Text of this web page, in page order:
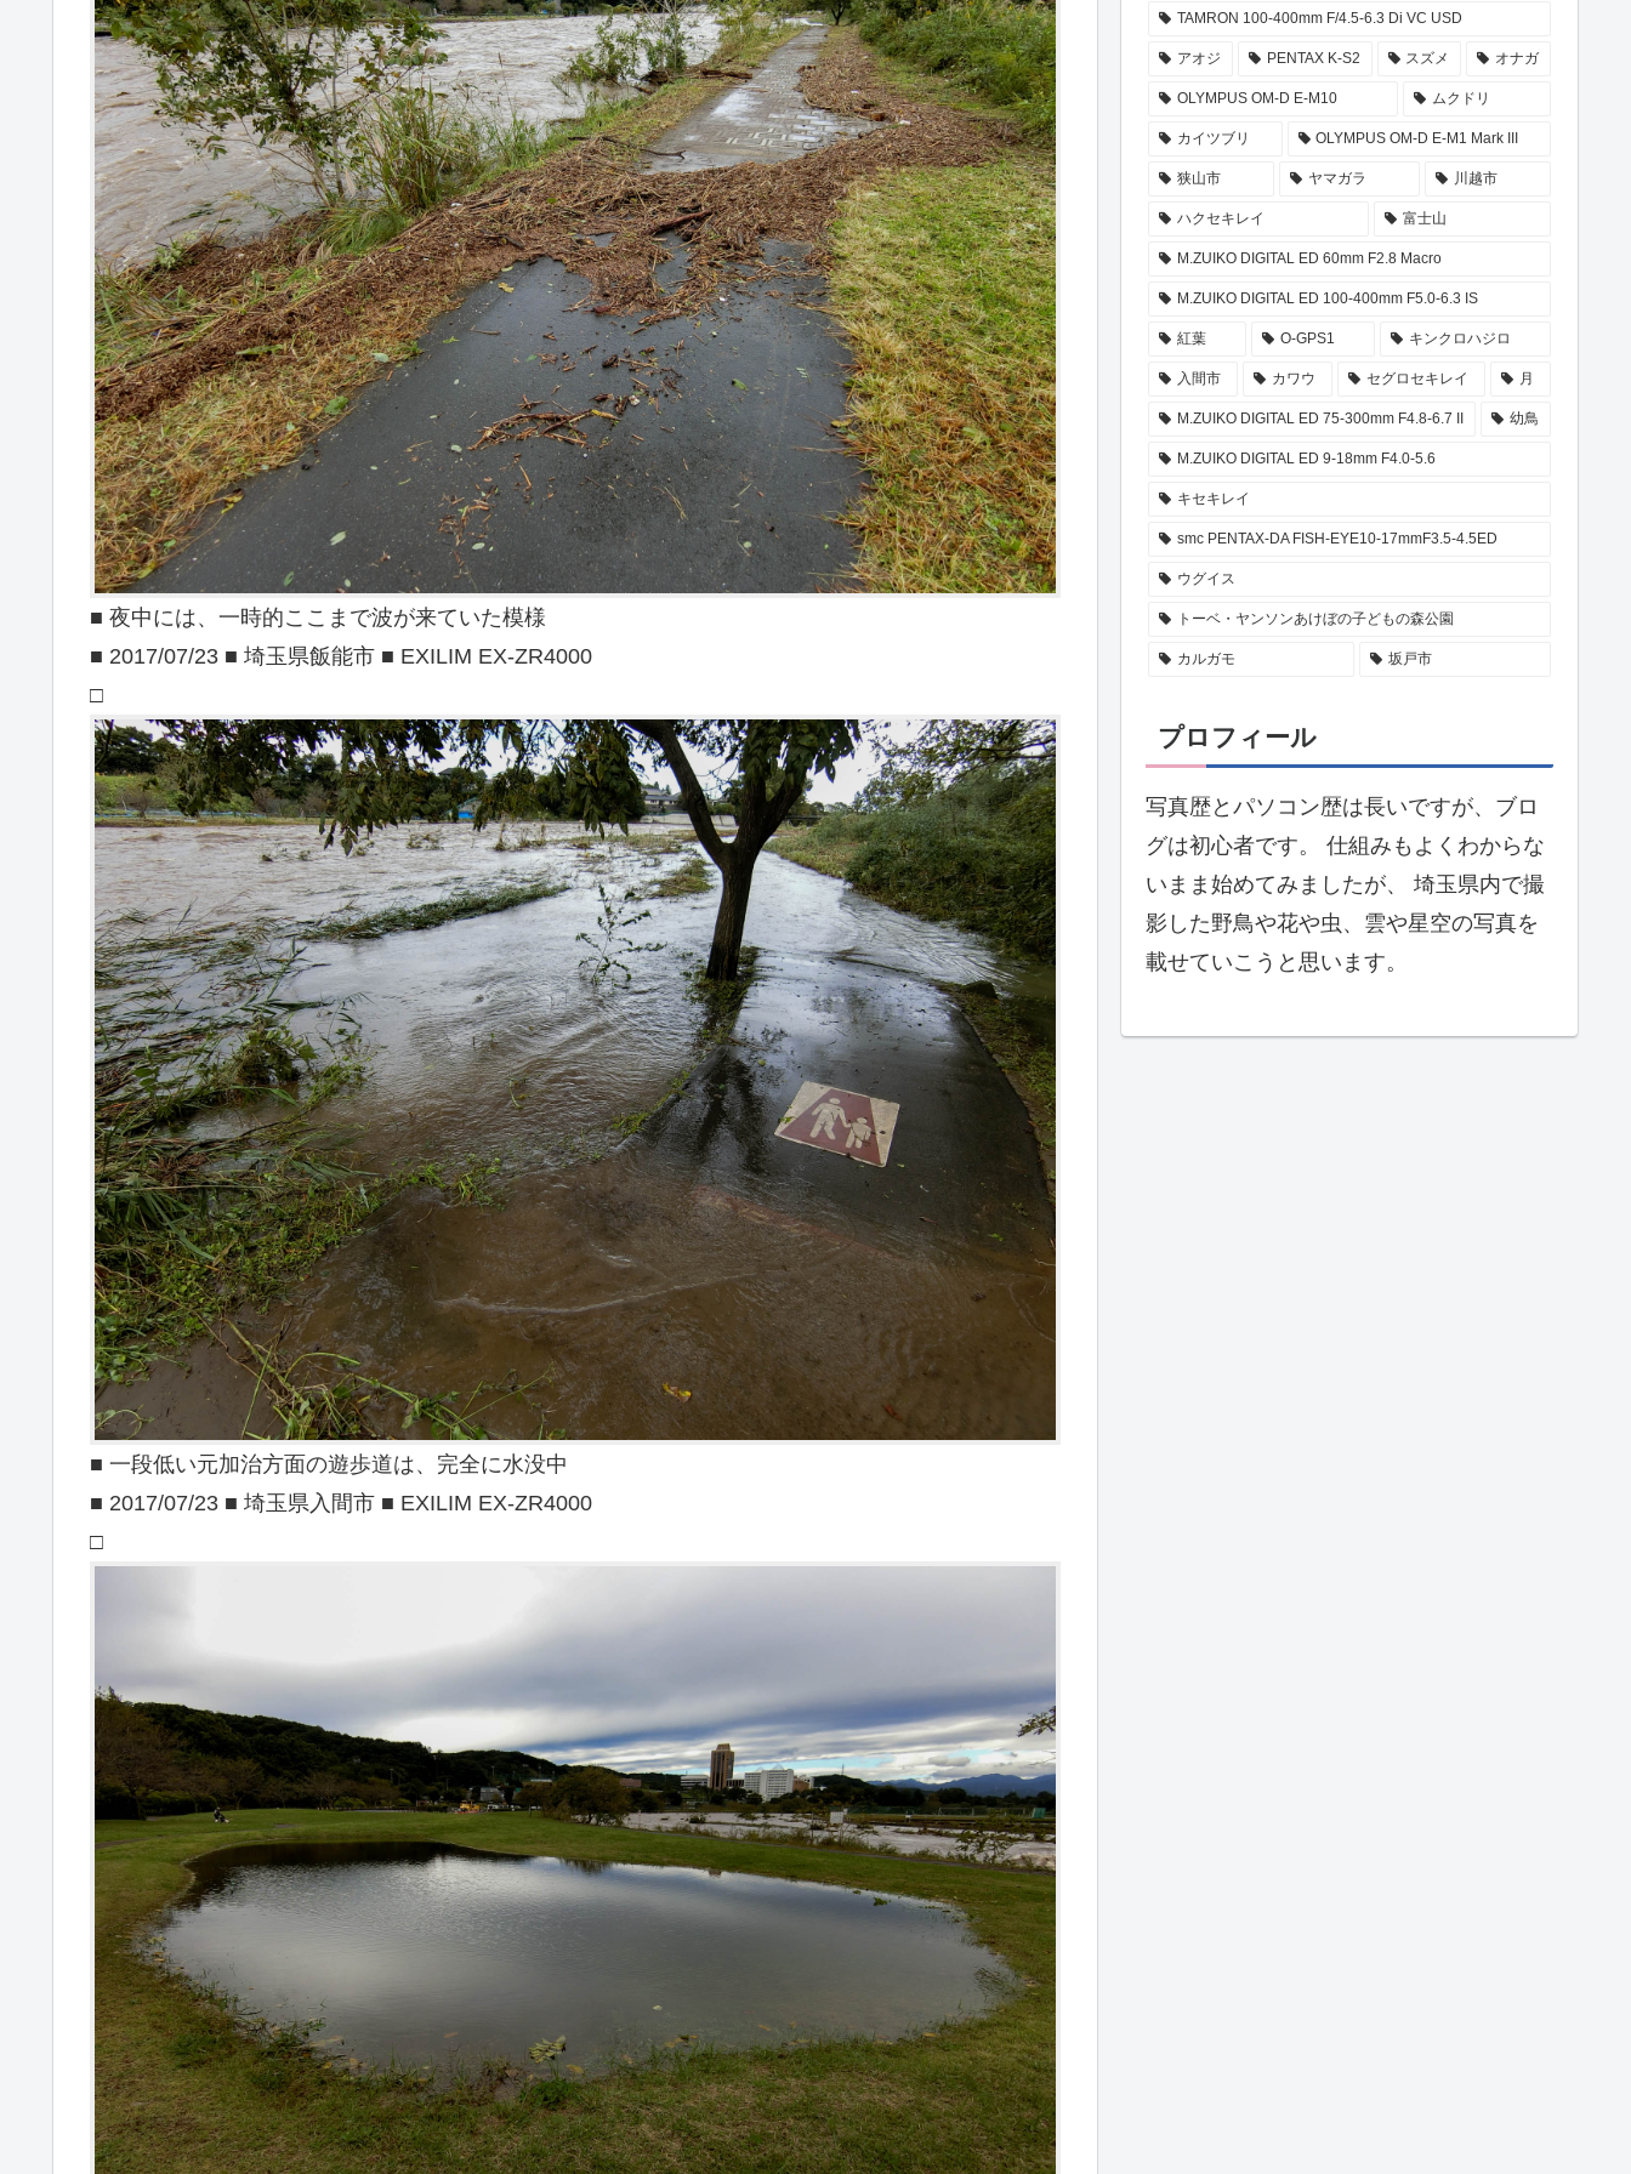
■ 夜中には、一時的ここまで波が来ていた模様
■ 2017/07/23 ■ 埼玉県飯能市 ■ EXILIM EX-ZR4000
□
■ 一段低い元加治方面の遊歩道は、完全に水没中
■ 2017/07/23 ■ 埼玉県入間市 ■ EXILIM EX-ZR4000
□
TAMRON 100-400mm F/4.5-6.3 Di VC USD
アオジ PENTAX K-S2 スズメ オナガ
OLYMPUS OM-D E-M10 ムクドリ
カイツブリ OLYMPUS OM-D E-M1 Mark III
狭山市 ヤマガラ 川越市
ハクセキレイ 富士山
M.ZUIKO DIGITAL ED 60mm F2.8 Macro
M.ZUIKO DIGITAL ED 100-400mm F5.0-6.3 IS
紅葉 O-GPS1 キンクロハジロ
入間市 カワウ セグロセキレイ 月
M.ZUIKO DIGITAL ED 75-300mm F4.8-6.7 II 幼鳥
M.ZUIKO DIGITAL ED 9-18mm F4.0-5.6
キセキレイ
smc PENTAX-DA FISH-EYE10-17mmF3.5-4.5ED
ウグイス
トーベ・ヤンソンあけぼの子どもの森公園
カルガモ 坂戸市
プロフィール
写真歴とパソコン歴は長いですが、ブロ
グは初心者です。 仕組みもよくわからな
いまま始めてみましたが、 埼玉県内で撮
影した野鳥や花や虫、雲や星空の写真を
載せていこうと思います。